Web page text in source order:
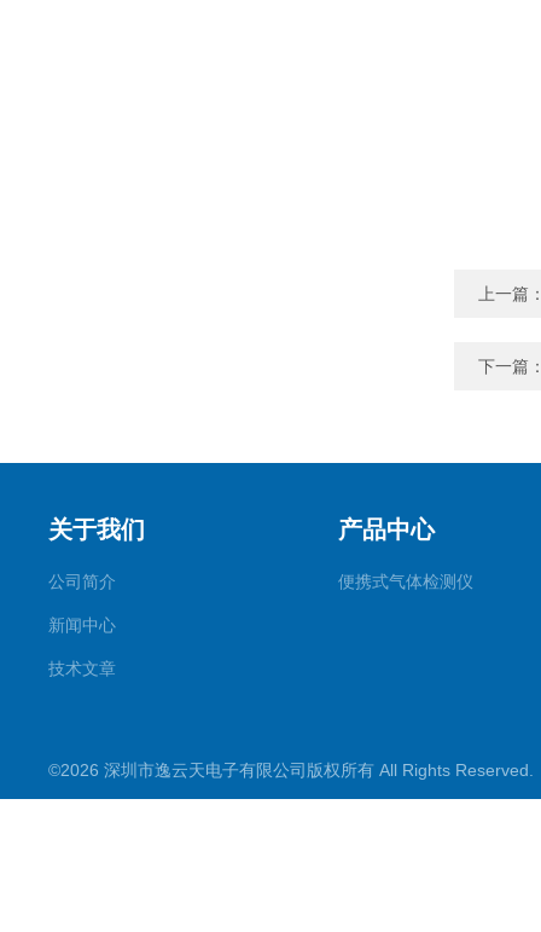
上一篇
下一篇
关于我们
公司简介
新闻中心
技术文章
产品中心
便携式气体检测仪
©2026 深圳市逸云天电子有限公司版权所有 All Rights